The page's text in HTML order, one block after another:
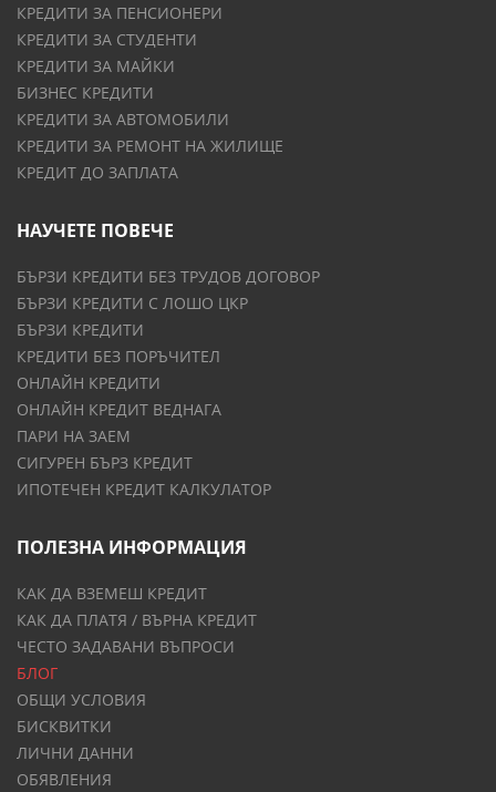
КРЕДИТИ ЗА ПЕНСИОНЕРИ
КРЕДИТИ ЗА СТУДЕНТИ
КРЕДИТИ ЗА МАЙКИ
БИЗНЕС КРЕДИТИ
КРЕДИТИ ЗА АВТОМОБИЛИ
КРЕДИТИ ЗА РЕМОНТ НА ЖИЛИЩЕ
КРЕДИТ ДО ЗАПЛАТА
НАУЧЕТЕ ПОВЕЧЕ
БЪРЗИ КРЕДИТИ БЕЗ ТРУДОВ ДОГОВОР
БЪРЗИ КРЕДИТИ С ЛОШО ЦКР
БЪРЗИ КРЕДИТИ
КРЕДИТИ БЕЗ ПОРЪЧИТЕЛ
ОНЛАЙН КРЕДИТИ
ОНЛАЙН КРЕДИТ ВЕДНАГА
ПАРИ НА ЗАЕМ
СИГУРЕН БЪРЗ КРЕДИТ
ИПОТЕЧЕН КРЕДИТ КАЛКУЛАТОР
ПОЛЕЗНА ИНФОРМАЦИЯ
КАК ДА ВЗЕМЕШ КРЕДИТ
КАК ДА ПЛАТЯ / ВЪРНА КРЕДИТ
ЧЕСТО ЗАДАВАНИ ВЪПРОСИ
БЛОГ
ОБЩИ УСЛОВИЯ
БИСКВИТКИ
ЛИЧНИ ДАННИ
ОБЯВЛЕНИЯ